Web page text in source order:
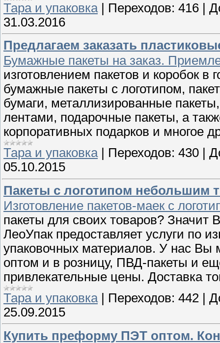
Тара и упаковка | Переходов: 416 |
31.03.2016
Предлагаем заказать
Бумажные пакеты на заказ.
изготовлением пакетов и коробок
бумажные пакеты с логотипом,
бумаги, металлизированные
лентами, подарочные пакеты, а
корпоративных подарков и многое
Тара и упаковка| Переходов: 430
05.10.2015
Пакеты с логотипом небольшим
Изготовление пакетов-маек с
пакеты для своих товаров? Значит
ЛеоУпак предоставляет услуги по
упаковочных материалов. У нас Вы
оптом и в розницу, ПВД-пакеты и
привлекательные цены. Доставка
Тара и упаковка| Переходов: 442
25.09.2015
Купить преформу ПЭТ оптом.